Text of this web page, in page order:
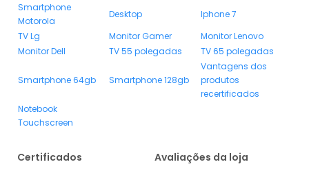
Smartphone
Motorola
Desktop
Iphone 7
TV Lg
Monitor Gamer
Monitor Lenovo
Monitor Dell
TV 55 polegadas TV 65 polegadas
Smartphone 64gb Smartphone 128gb
Vantagens dos
produtos
recertificados
Notebook
Touchscreen
Certificados Avaliações da loja